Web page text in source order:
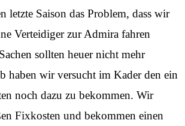
letzte Saison das Problem, dass wir
Verteidiger zur Admira fahren
sollten heuer nicht mehr
haben wir versucht im Kader den ein
noch dazu zu bekommen. Wir
Fixkosten und bekommen einen